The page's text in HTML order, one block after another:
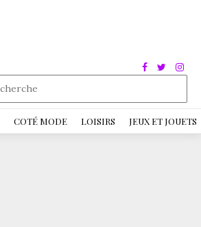
COTÉ MODE LOISIRS JEUX ET JOUETS